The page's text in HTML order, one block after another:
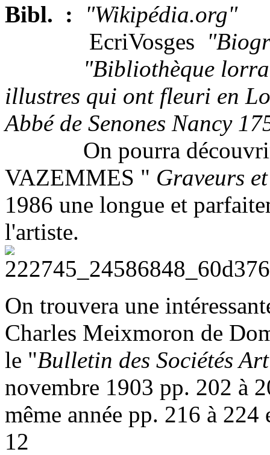
Bibl. :
"Wikipédia.org"
EcriVosges
"Bibliothèque lorraine
illustres qui ont fleuri en
Abbé de Senones Nancy
On pourra
VAZEMMES " Graveurs
1986 une longue et
l'artiste.
On trouvera une
Charles Meixmoron de
le "Bulletin des Sociétés
novembre 1903 pp. 202 à
même année pp. 216 à
12